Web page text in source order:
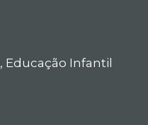
Educação Infantil